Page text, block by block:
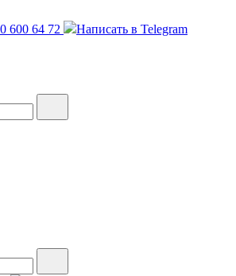
600 64 72 Написать в Telegram